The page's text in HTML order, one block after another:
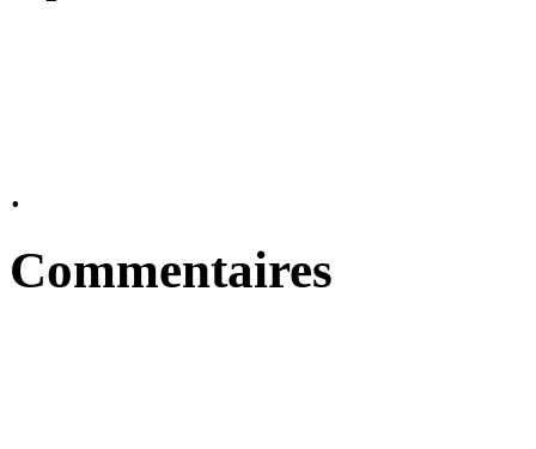
.
Commentaires